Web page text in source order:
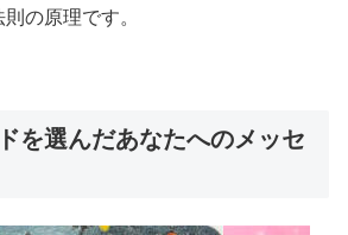
の原理です。
を選んだあなたへのメッセ